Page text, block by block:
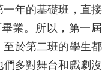
一年的基礎班，直接
業。所以，第一屆
至於第二班的學生都
多對舞台和戲劇沒